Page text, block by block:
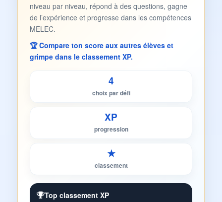
niveau par niveau, répond à des questions, gagne
de l’expérience et progresse dans les compétences
MELEC.
🏆 Compare ton score aux autres élèves et
grimpe dans le classement XP.
4
choix par défi
XP
progression
★
classement
Top classement XP